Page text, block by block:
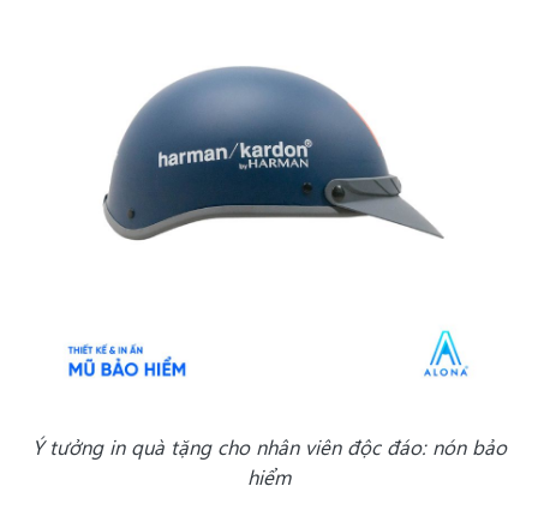
Ý tưởng in quà tặng cho nhân viên độc đáo: nón bảo
hiểm